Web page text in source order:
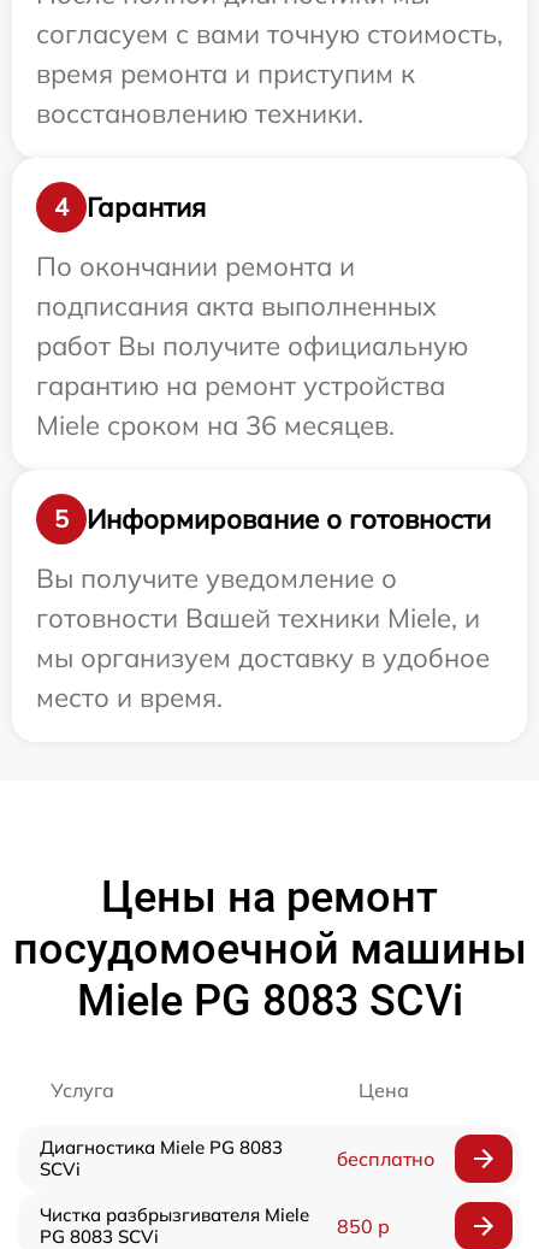
согласуем с вами точную стоимость,
время ремонта и приступим к
восстановлению техники.
4
Гарантия
По окончании ремонта и
подписания акта выполненных
работ Вы получите официальную
гарантию на ремонт устройства
Miele сроком на 36 месяцев.
5
Информирование о готовности
Вы получите уведомление о
готовности Вашей техники Miele, и
мы организуем доставку в удобное
место и время.
Цены на ремонт
посудомоечной машины
Miele PG 8083 SCVi
Услуга Цена
Диагностика Miele PG 8083
SCVi
бесплатно
Чистка разбрызгивателя Miele
PG 8083 SCVi
850 р